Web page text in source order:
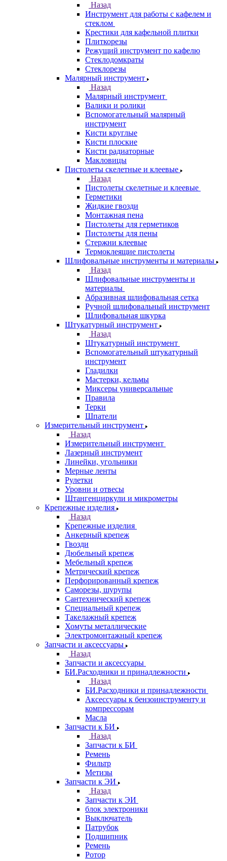
Назад
Инструмент для работы с кафелем и
стеклом
Крестики для кафельной плитки
Плиткорезы
Режущий инструмент по кафелю
Стеклодомкраты
Стеклорезы
Малярный инструмент
Назад
Малярный инструмент
Валики и ролики
Вспомогательный малярный
инструмент
Кисти круглые
Кисти плоские
Кисти радиаторные
Макловицы
Пистолеты скелетные и клеевые
Назад
Пистолеты скелетные и клеевые
Герметики
Жидкие гвозди
Монтажная пена
Пистолеты для герметиков
Пистолеты для пены
Стержни клеевые
Термоклеящие пистолеты
Шлифовальные инструменты и материалы
Назад
Шлифовальные инструменты и
материалы
Абразивная шлифовальная сетка
Ручной шлифовальный инструмент
Шлифовальная шкурка
Штукатурный инструмент
Назад
Штукатурный инструмент
Вспомогательный штукатурный
инструмент
Гладилки
Мастерки, кельмы
Миксеры универсальные
Правила
Терки
Шпатели
Измерительный инструмент
Назад
Измерительный инструмент
Лазерный инструмент
Линейки, угольники
Мерные ленты
Рулетки
Уровни и отвесы
Штангенциркули и микрометры
Крепежные изделия
Назад
Крепежные изделия
Анкерный крепеж
Гвозди
Дюбельный крепеж
Мебельный крепеж
Метрический крепеж
Перфорированный крепеж
Саморезы, шурупы
Сантехнический крепеж
Специальный крепеж
Такелажный крепеж
Хомуты металлические
Электромонтажный крепеж
Запчасти и аксессуары
Назад
Запчасти и аксессуары
БИ.Расходники и принадлежности
Назад
БИ.Расходники и принадлежности
Аксессуары к бензоинструменту и
компрессорам
Масла
Запчасти к БИ
Назад
Запчасти к БИ
Ремень
Фильтр
Метизы
Запчасти к ЭИ
Назад
Запчасти к ЭИ
блок электроники
Выключатель
Патрубок
Подшипник
Ремень
Ротор